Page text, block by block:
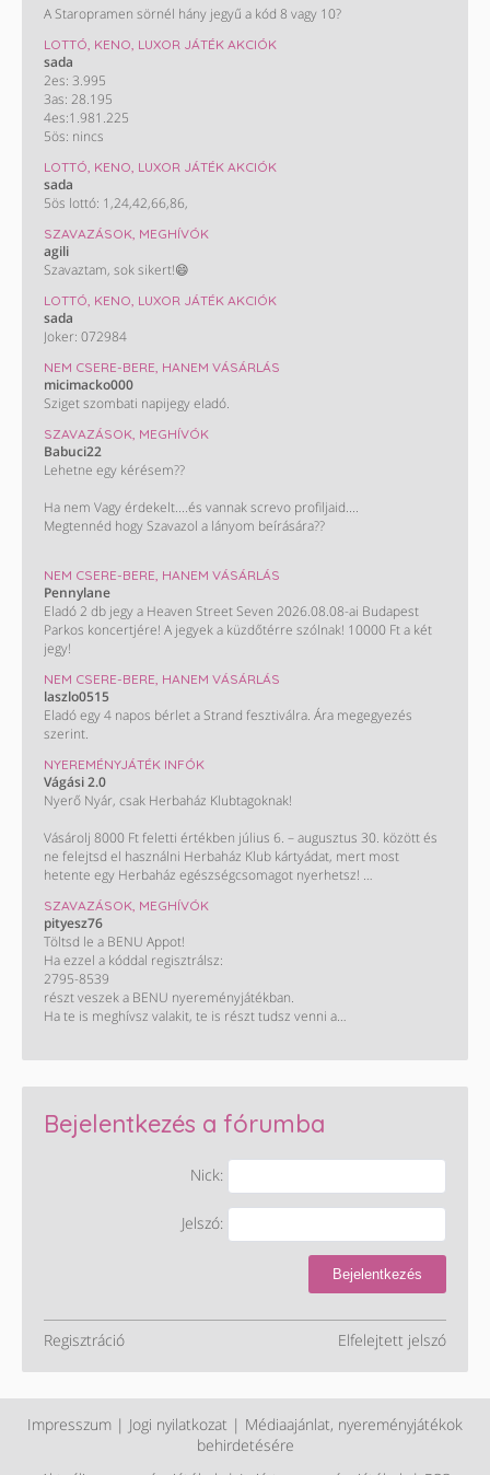
A Staropramen sörnél hány jegyű a kód 8 vagy 10?
LOTTÓ, KENO, LUXOR JÁTÉK AKCIÓK
sada
2es: 3.995
3as: 28.195
4es:1.981.225
5ös: nincs
LOTTÓ, KENO, LUXOR JÁTÉK AKCIÓK
sada
5ös lottó: 1,24,42,66,86,
SZAVAZÁSOK, MEGHÍVÓK
agili
Szavaztam, sok sikert!😄
LOTTÓ, KENO, LUXOR JÁTÉK AKCIÓK
sada
Joker: 072984
NEM CSERE-BERE, HANEM VÁSÁRLÁS
micimacko000
Sziget szombati napijegy eladó.
SZAVAZÁSOK, MEGHÍVÓK
Babuci22
Lehetne egy kérésem??
Ha nem Vagy érdekelt....és vannak screvo profiljaid....
Megtennéd hogy Szavazol a lányom beírására??
KÖSZÖNÖM HOGY SEGÍTESZ !!!😊😊😊😊
NEM CSERE-BERE, HANEM VÁSÁRLÁS
Pennylane
Eladó 2 db jegy a Heaven Street Seven 2026.08.08-ai Budapest
Parkos koncertjére! A jegyek a küzdőtérre szólnak! 10000 Ft a két
jegy!
NEM CSERE-BERE, HANEM VÁSÁRLÁS
laszlo0515
Eladó egy 4 napos bérlet a Strand fesztiválra. Ára megegyezés
szerint.
NYEREMÉNYJÁTÉK INFÓK
Vágási 2.0
Nyerő Nyár, csak Herbaház Klubtagoknak!
Vásárolj 8000 Ft feletti értékben július 6. – augusztus 30. között és
ne felejtsd el használni Herbaház Klub kártyádat, mert most
hetente egy Herbaház egészségcsomagot nyerhetsz!
Ha legalább háromszor vásárolsz 8000 Ft felett július 6. és
augusztus 30. között, tiéd lehet a főnyeremény:
A 100 000 Ft-os Herbaház bevásárlás! Kisorsolunk egy 30 000 és
egy 50 000 Ft értékben levásárolható ajándékkártyát is. Így könnyű
spórolni!
SZAVAZÁSOK, MEGHÍVÓK
pityesz76
Töltsd le a BENU Appot!
Ha ezzel a kóddal regisztrálsz:
2795-8539
részt veszek a BENU nyereményjátékban.
Ha te is meghívsz valakit, te is részt tudsz venni a
Bejelentkezés a fórumba
Nick:
Jelszó:
Bejelentkezés
Regisztráció Elfelejtett jelszó
Impresszum | Jogi nyilatkozat | Médiaajánlat, nyereményjátékok
behirdetésére